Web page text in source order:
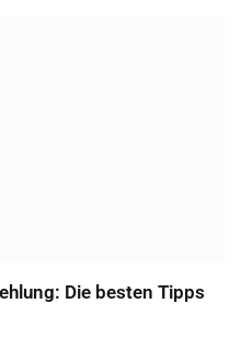
Die besten Tipps